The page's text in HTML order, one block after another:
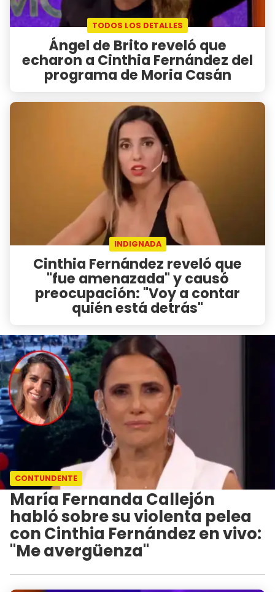
TODOS LOS DETALLES
Ángel de Brito reveló que
echaron a Cinthia Fernández del
programa de Moria Casán
INDIGNADA
Cinthia Fernández reveló que
"fue amenazada" y causó
preocupación: "Voy a contar
quién está detrás"
CONTUNDENTE
María Fernanda Callejón
habló sobre su violenta pelea
con Cinthia Fernández en vivo:
"Me avergüenza"